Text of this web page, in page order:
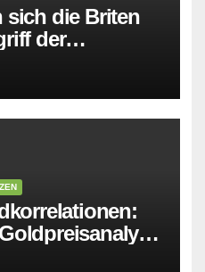
sich die Briten
der
befreien?